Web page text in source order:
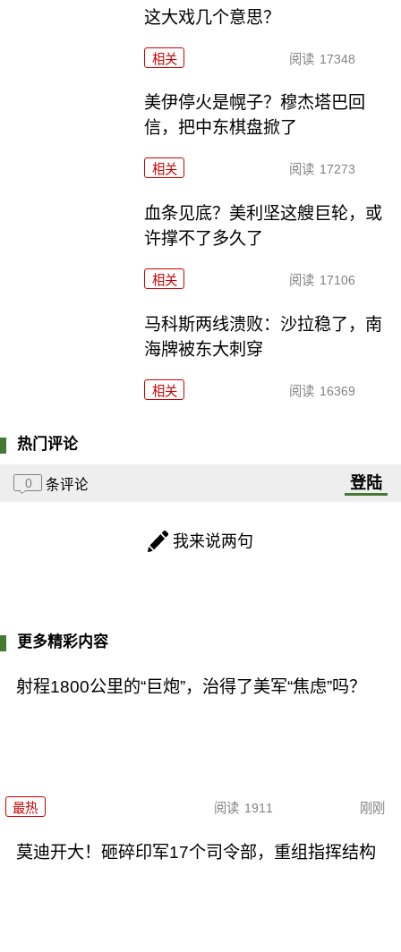
这大戏几个意思？
相关 阅读 17348
美伊停火是幌子？穆杰塔巴回
信，把中东棋盘掀了
相关 阅读 17273
血条见底？美利坚这艘巨轮，或
许撑不了多久了
相关 阅读 17106
马科斯两线溃败：沙拉稳了，南
海牌被东大刺穿
相关 阅读 16369
热门评论
0 条评论 登陆
我来说两句
更多精彩内容
射程1800公里的“巨炮”，治得了美军“焦虑”吗？
最热 阅读 1911 刚刚
莫迪开大！砸碎印军17个司令部，重组指挥结构